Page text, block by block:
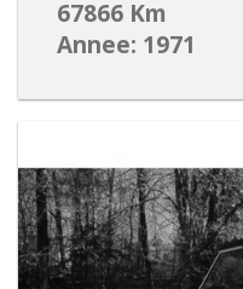
67866 Km
Annee: 1971